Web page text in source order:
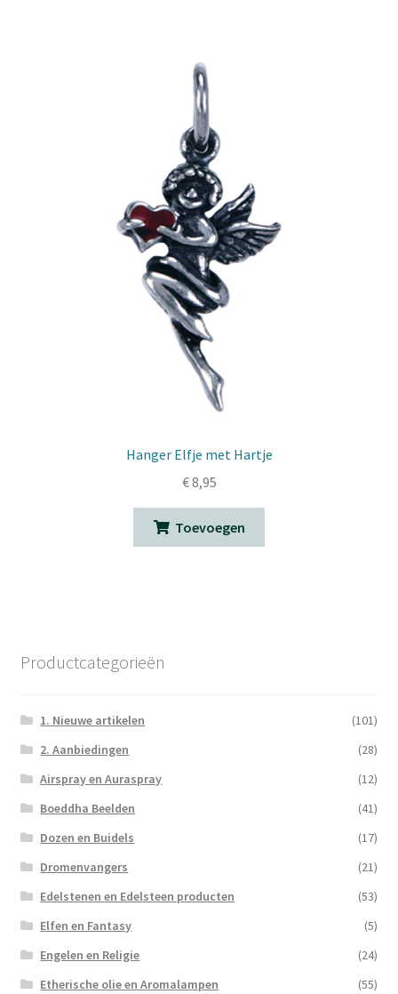
Hanger Elfje met Hartje
€8,95
Toevoegen
Productcategorieën
1. Nieuwe artikelen
(101)
2. Aanbiedingen
(28)
Airspray en Auraspray
(12)
Boeddha Beelden
(41)
Dozen en Buidels
(17)
Dromenvangers
(21)
Edelstenen en Edelsteen producten
(53)
Elfen en Fantasy
(5)
Engelen en Religie
(24)
Etherische olie en Aromalampen
(55)